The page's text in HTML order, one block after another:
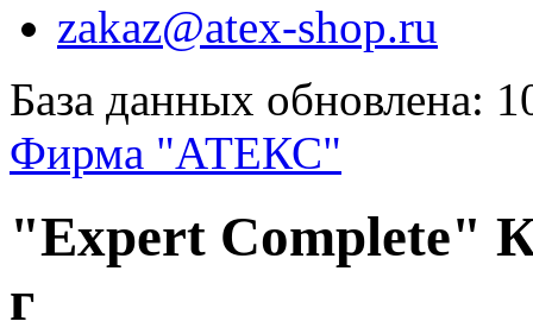
zakaz@atex-shop.ru
База данных обновлена:
Фирма "АТЕКС"
"Expert Complete"
г